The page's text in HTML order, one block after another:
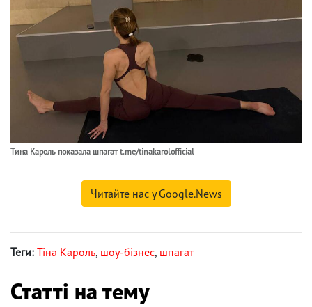
Тина Кароль показала шпагат t.me/tinakarolofficial
Читайте нас у Google.News
Теги: Тіна Кароль, шоу-бізнес, шпагат
Статті на тему